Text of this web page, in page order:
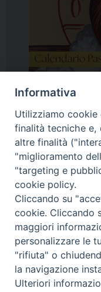
Photogallery
Informativa
Utilizziamo
finalità tecniche e,
altre finalità
"miglioramento
"targeting e
cookie policy.
Cliccando su
cookie. Cliccando
maggiori
personalizzare le
"rifiuta" o
la navigazione
Ulteriori